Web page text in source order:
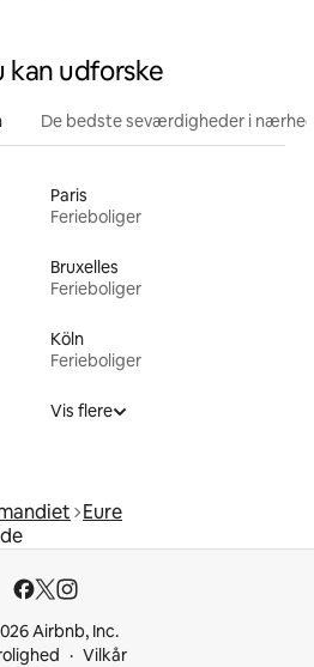
kan udforske
De bedste seværdigheder i
Paris
Ferieboliger
Bruxelles
Ferieboliger
Köln
Ferieboliger
Vis flere
Eure
Airbnb, Inc.
Vilkår